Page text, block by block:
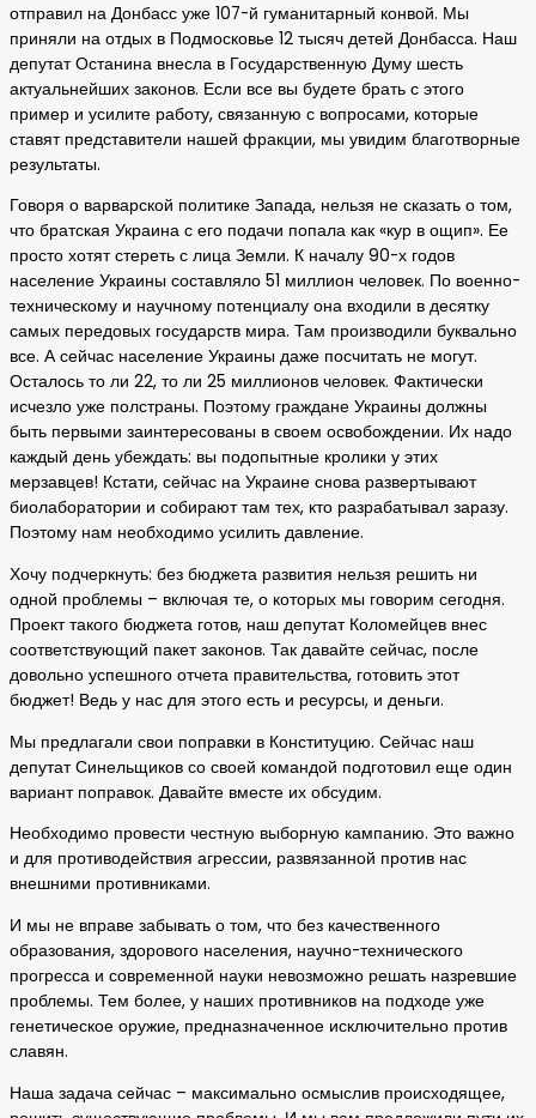
отправил на Донбасс уже 107-й гуманитарный конвой. Мы
приняли на отдых в Подмосковье 12 тысяч детей Донбасса. Наш
депутат Останина внесла в Государственную Думу шесть
актуальнейших законов. Если все вы будете брать с этого
пример и усилите работу, связанную с вопросами, которые
ставят представители нашей фракции, мы увидим благотворные
результаты.
Говоря о варварской политике Запада, нельзя не сказать о том,
что братская Украина с его подачи попала как «кур в ощип». Ее
просто хотят стереть с лица Земли. К началу 90-х годов
население Украины составляло 51 миллион человек. По военно-
техническому и научному потенциалу она входили в десятку
самых передовых государств мира. Там производили буквально
все. А сейчас население Украины даже посчитать не могут.
Осталось то ли 22, то ли 25 миллионов человек. Фактически
исчезло уже полстраны. Поэтому граждане Украины должны
быть первыми заинтересованы в своем освобождении. Их надо
каждый день убеждать: вы подопытные кролики у этих
мерзавцев! Кстати, сейчас на Украине снова развертывают
биолаборатории и собирают там тех, кто разрабатывал заразу.
Поэтому нам необходимо усилить давление.
Хочу подчеркнуть: без бюджета развития нельзя решить ни
одной проблемы – включая те, о которых мы говорим сегодня.
Проект такого бюджета готов, наш депутат Коломейцев внес
соответствующий пакет законов. Так давайте сейчас, после
довольно успешного отчета правительства, готовить этот
бюджет! Ведь у нас для этого есть и ресурсы, и деньги.
Мы предлагали свои поправки в Конституцию. Сейчас наш
депутат Синельщиков со своей командой подготовил еще один
вариант поправок. Давайте вместе их обсудим.
Необходимо провести честную выборную кампанию. Это важно
и для противодействия агрессии, развязанной против нас
внешними противниками.
И мы не вправе забывать о том, что без качественного
образования, здорового населения, научно-технического
прогресса и современной науки невозможно решать назревшие
проблемы. Тем более, у наших противников на подходе уже
генетическое оружие, предназначенное исключительно против
славян.
Наша задача сейчас – максимально осмыслив происходящее,